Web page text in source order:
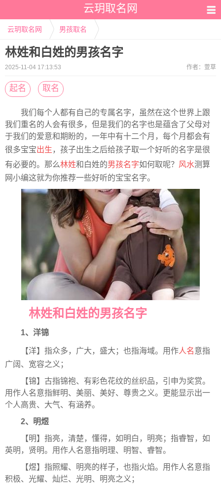
云玥取名网
云玥取名网 男孩取名
林姓和白姓的男孩名字
2025-11-04 17:13:53 作者： 萱草
起名 取名
我们每个人都有自己的专属名字，虽然在这个世界上跟
我们重名的人会有很多，但是我们的名字也是蕴含了父母对
于我们的爱意和期盼的，一年中有十二个月，每个月都会有
很多宝宝出生 ，孩子出生之后给孩子取一个好听的名字是很
有必要的。那么林姓和白姓的男孩名字如何取呢？ 风水测算
网小编这就为你推荐一些好听的宝宝名字。
林姓和白姓的男孩名字
1、洋锦
【洋】指众多，广大，盛大；也指海域。用作人名意指
广阔、宽容之义；
【锦】古指锦袍、有彩色花纹的丝织品，引申为奖赏。
用作人名意指鲜明、美丽、美好、尊贵之义。更能显示出一
个人高贵、大气、有涵养。
2、明煜
【明】指亮，清楚，懂得，如明白，明亮；指睿智，如
英明，贤明。用作人名意指明理、明智、睿智。
【煜】指照耀、明亮的样子，也指火焰。用作人名意指
积极、光耀、灿烂、光明、明亮之义；